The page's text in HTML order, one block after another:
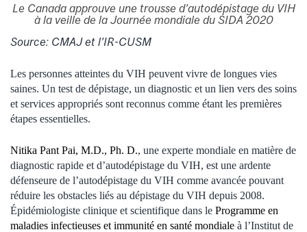
Le Canada approuve une trousse d’autodépistage du VIH
à la veille de la Journée mondiale du SIDA 2020
Source: CMAJ et l’IR-CUSM
Les personnes atteintes du VIH peuvent vivre de longues vies
saines. Un test de dépistage, un diagnostic et un lien vers des soins
et services appropriés sont reconnus comme étant les premières
étapes essentielles.
Nitika Pant Pai, M.D., Ph. D., une experte mondiale en matière de
diagnostic rapide et d’autodépistage du VIH, est une ardente
défenseure de l’autodépistage du VIH comme avancée pouvant
réduire les obstacles liés au dépistage du VIH depuis 2008.
Épidémiologiste clinique et scientifique dans le Programme en
maladies infectieuses et immunité en santé mondiale à l’Institut de